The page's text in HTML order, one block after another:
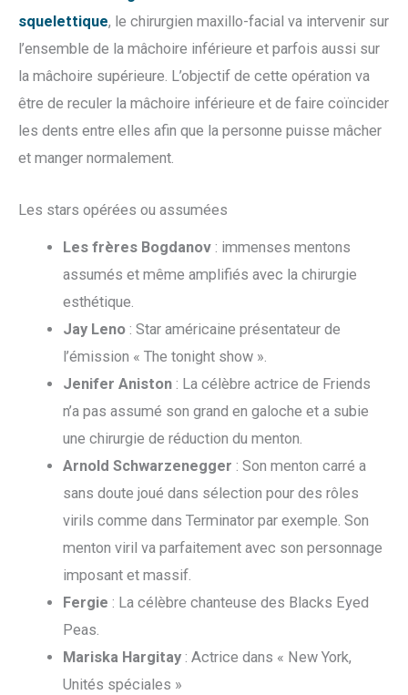
squelettique, le chirurgien maxillo-facial va intervenir sur
l’ensemble de la mâchoire inférieure et parfois aussi sur
la mâchoire supérieure. L’objectif de cette opération va
être de reculer la mâchoire inférieure et de faire coïncider
les dents entre elles afin que la personne puisse mâcher
et manger normalement.
Les stars opérées ou assumées
Les frères Bogdanov : immenses mentons
assumés et même amplifiés avec la chirurgie
esthétique.
Jay Leno : Star américaine présentateur de
l’émission « The tonight show ».
Jenifer Aniston : La célèbre actrice de Friends
n’a pas assumé son grand en galoche et a subie
une chirurgie de réduction du menton.
Arnold Schwarzenegger : Son menton carré a
sans doute joué dans sélection pour des rôles
virils comme dans Terminator par exemple. Son
menton viril va parfaitement avec son personnage
imposant et massif.
Fergie : La célèbre chanteuse des Blacks Eyed
Peas.
Mariska Hargitay : Actrice dans « New York,
Unités spéciales »